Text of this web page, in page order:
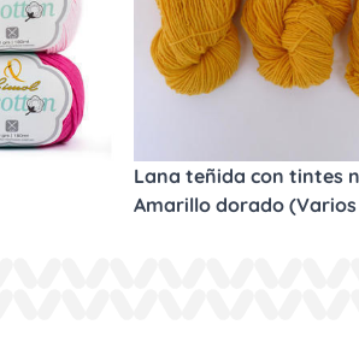
Lana teñida con tintes
Amarillo dorado